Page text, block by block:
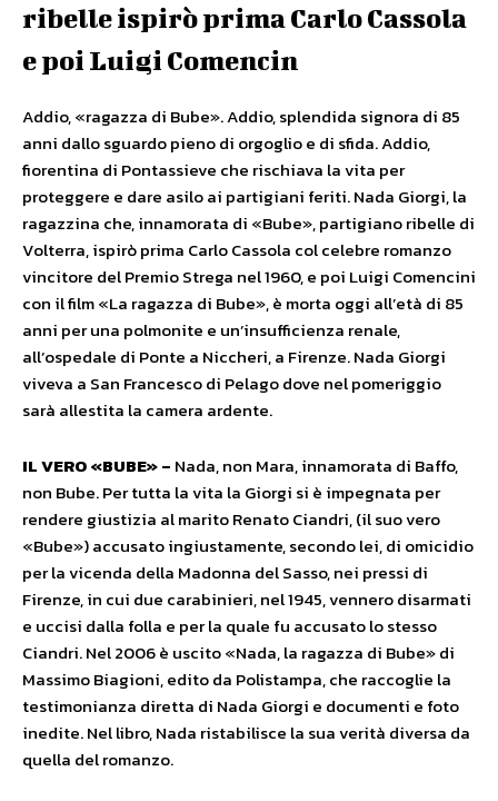
ribelle ispirò prima Carlo Cassola
e poi Luigi Comencin
Addio, «ragazza di Bube». Addio, splendida signora di 85
anni dallo sguardo pieno di orgoglio e di sfida. Addio,
fiorentina di Pontassieve che rischiava la vita per
proteggere e dare asilo ai partigiani feriti. Nada Giorgi, la
ragazzina che, innamorata di «Bube», partigiano ribelle di
Volterra, ispirò prima Carlo Cassola col celebre romanzo
vincitore del Premio Strega nel 1960, e poi Luigi Comencini
con il film «La ragazza di Bube», è morta oggi all’età di 85
anni per una polmonite e un’insufficienza renale,
all’ospedale di Ponte a Niccheri, a Firenze. Nada Giorgi
viveva a San Francesco di Pelago dove nel pomeriggio
sarà allestita la camera ardente.
IL VERO «BUBE» – Nada, non Mara, innamorata di Baffo,
non Bube. Per tutta la vita la Giorgi si è impegnata per
rendere giustizia al marito Renato Ciandri, (il suo vero
«Bube») accusato ingiustamente, secondo lei, di omicidio
per la vicenda della Madonna del Sasso, nei pressi di
Firenze, in cui due carabinieri, nel 1945, vennero disarmati
e uccisi dalla folla e per la quale fu accusato lo stesso
Ciandri. Nel 2006 è uscito «Nada, la ragazza di Bube» di
Massimo Biagioni, edito da Polistampa, che raccoglie la
testimonianza diretta di Nada Giorgi e documenti e foto
inedite. Nel libro, Nada ristabilisce la sua verità diversa da
quella del romanzo.